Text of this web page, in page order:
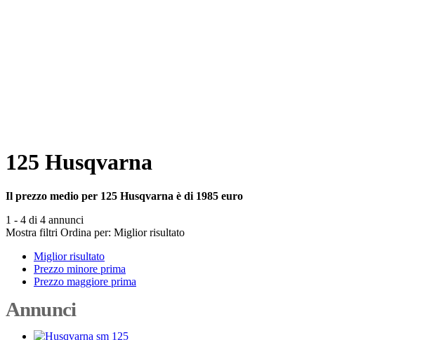
125 Husqvarna
Il prezzo medio per 125 Husqvarna è di 1985 euro
1 - 4 di 4 annunci
Mostra filtri Ordina per: Miglior risultato
Miglior risultato
Prezzo minore prima
Prezzo maggiore prima
Annunci